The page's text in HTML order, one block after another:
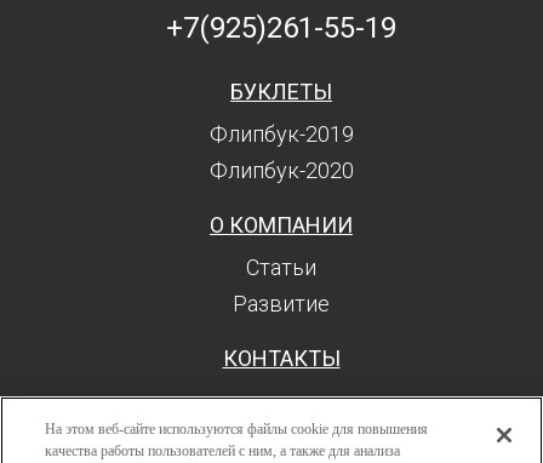
+7(925)261-55-19
БУКЛЕТЫ
Флипбук-2019
Флипбук-2020
О КОМПАНИИ
Статьи
Развитие
КОНТАКТЫ
На этом веб-сайте используются файлы cookie для повышения
качества работы пользователей с ним, а также для анализа